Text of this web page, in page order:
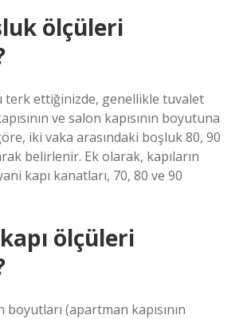
ölçüleri
terk ettiğinizde, genellikle tuvalet
ve salon kapısının boyutuna
iki vaka arasındaki boşluk 80, 90
belirlenir. Ek olarak, kapıların
yani kapı kanatları, 70, 80 ve 90
ölçüleri
boyutları (apartman kapısının